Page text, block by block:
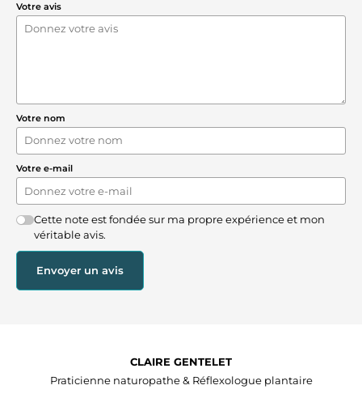
Votre avis
Votre nom
Votre e-mail
Cette note est fondée sur ma propre expérience et mon
véritable avis.
Envoyer un avis
CLAIRE GENTELET
Praticienne naturopathe & Réflexologue plantaire